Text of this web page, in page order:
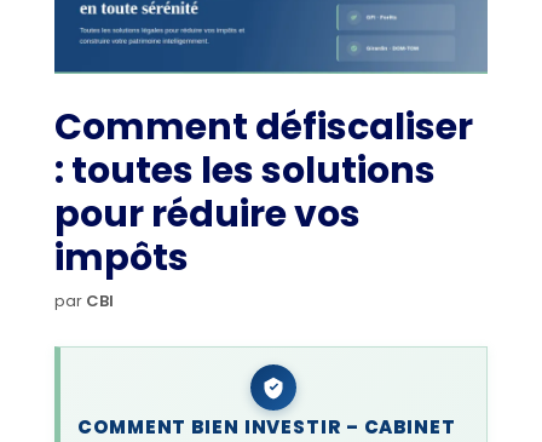
Comment défiscaliser
: toutes les solutions
pour réduire vos
impôts
par CBI
COMMENT BIEN INVESTIR – CABINET